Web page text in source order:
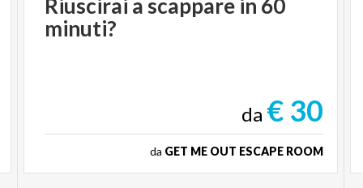
Riuscirai a scappare in 60
minuti?
da € 30
da GET ME OUT ESCAPE ROOM